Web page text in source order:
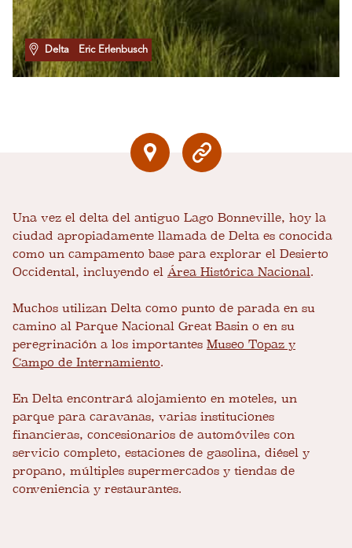
Delta Eric Erlenbusch
Una vez el delta del antiguo Lago Bonneville, hoy la
ciudad apropiadamente llamada de Delta es conocida
como un campamento base para explorar el Desierto
Occidental, incluyendo el Área Histórica Nacional.
Muchos utilizan Delta como punto de parada en su
camino al Parque Nacional Great Basin o en su
peregrinación a los importantes Museo Topaz y
Campo de Internamiento.
En Delta encontrará alojamiento en moteles, un
parque para caravanas, varias instituciones
financieras, concesionarios de automóviles con
servicio completo, estaciones de gasolina, diésel y
propano, múltiples supermercados y tiendas de
conveniencia y restaurantes.